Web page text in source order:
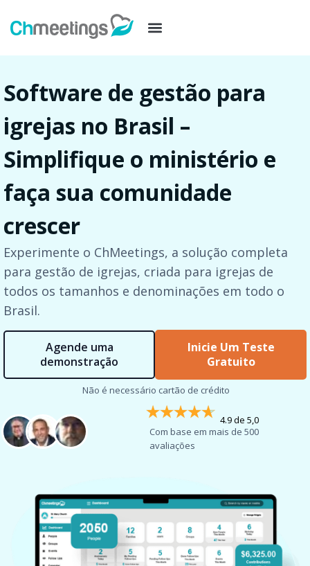
Software de gestão para
igrejas no Brasil –
Simplifique o ministério e
faça sua comunidade
crescer
Experimente o ChMeetings, a solução completa
para gestão de igrejas, criada para igrejas de
todos os tamanhos e denominações em todo o
Brasil.
Inicie Um Teste
Gratuito
Agende uma
demonstração
Não é necessário cartão de crédito
4.9 de 5,0
Com base em mais de 500
avaliações